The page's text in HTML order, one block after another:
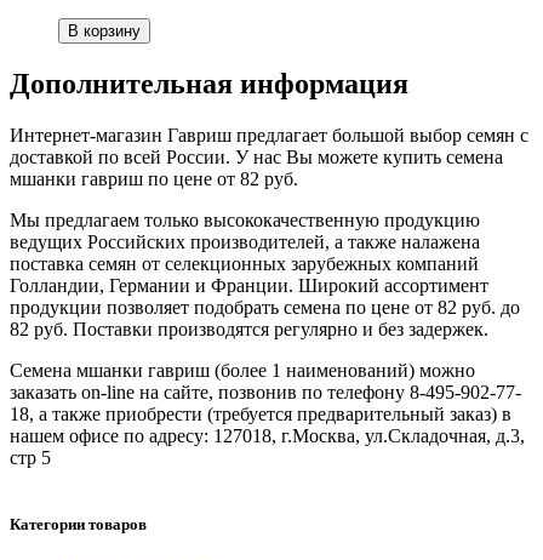
Дополнительная информация
Интернет-магазин Гавриш предлагает большой выбор семян с
доставкой по всей России. У нас Вы можете купить семена
мшанки гавриш по цене от 82 руб.
Мы предлагаем только высококачественную продукцию
ведущих Российских производителей, а также налажена
поставка семян от селекционных зарубежных компаний
Голландии, Германии и Франции. Широкий ассортимент
продукции позволяет подобрать семена по цене от 82 руб. до
82 руб. Поставки производятся регулярно и без задержек.
Семена мшанки гавриш (более 1 наименований) можно
заказать on-line на сайте, позвонив по телефону 8-495-902-77-
18, а также приобрести (требуется предварительный заказ) в
нашем офисе по адресу: 127018, г.Москва, ул.Складочная, д.3,
стр 5
Категории товаров